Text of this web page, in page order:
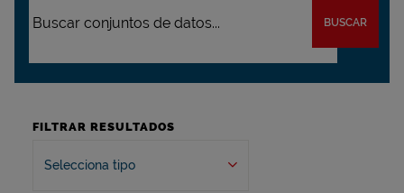
BUSCAR
FILTRAR RESULTADOS
Selecciona tipo